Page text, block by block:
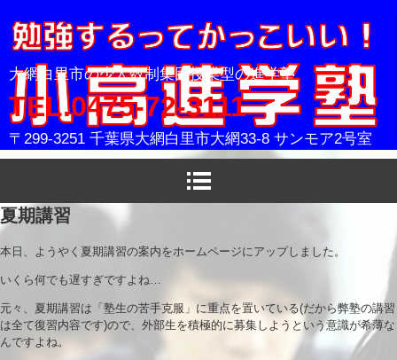
小高進学塾
大網白里市の少人数制集団授業型の進学塾
TEL.0475-72-3111
〒299-3251 千葉県大網白里市大網33-8 サンモア2号室
夏期講習
本日、ようやく夏期講習の案内をホームページにアップしました。
いくら何でも遅すぎですよね…
元々、夏期講習は「塾生の苦手克服」に重点を置いている(だから弊塾の講習
は全て復習内容です)ので、外部生を積極的に募集しようという意識が希薄な
んですよね。